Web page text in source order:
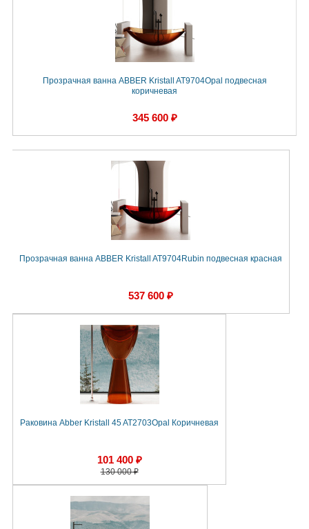
Прозрачная ванна ABBER Kristall AT9704Opal подвесная
коричневая
345 600 ₽
Прозрачная ванна ABBER Kristall AT9704Rubin подвесная красная
537 600 ₽
Раковина Abber Kristall 45 AT2703Opal Коричневая
101 400 ₽
130 000 ₽